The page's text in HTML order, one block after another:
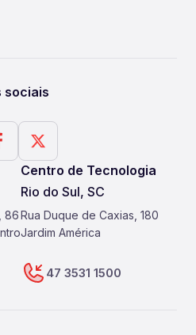
sociais
86
Centro de Tecnologia
Rio do Sul, SC
Rua Duque de Caxias, 180
Jardim América
47 3531 1500